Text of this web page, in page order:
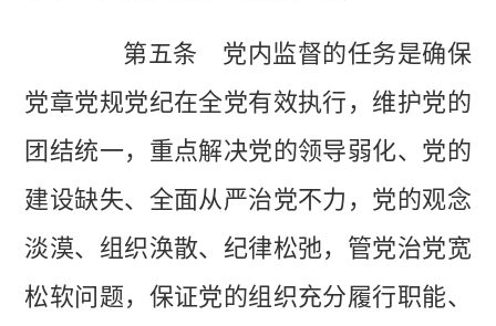
第五条 党内监督的任务是确保
党章党规党纪在全党有效执行，维护党的
团结统一，重点解决党的领导弱化、党的
建设缺失、全面从严治党不力，党的观念
淡漠、组织涣散、纪律松弛，管党治党宽
松软问题，保证党的组织充分履行职能、